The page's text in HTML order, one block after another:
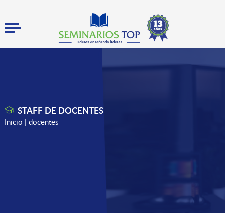
STAFF DE DOCENTES
Inicio | docentes